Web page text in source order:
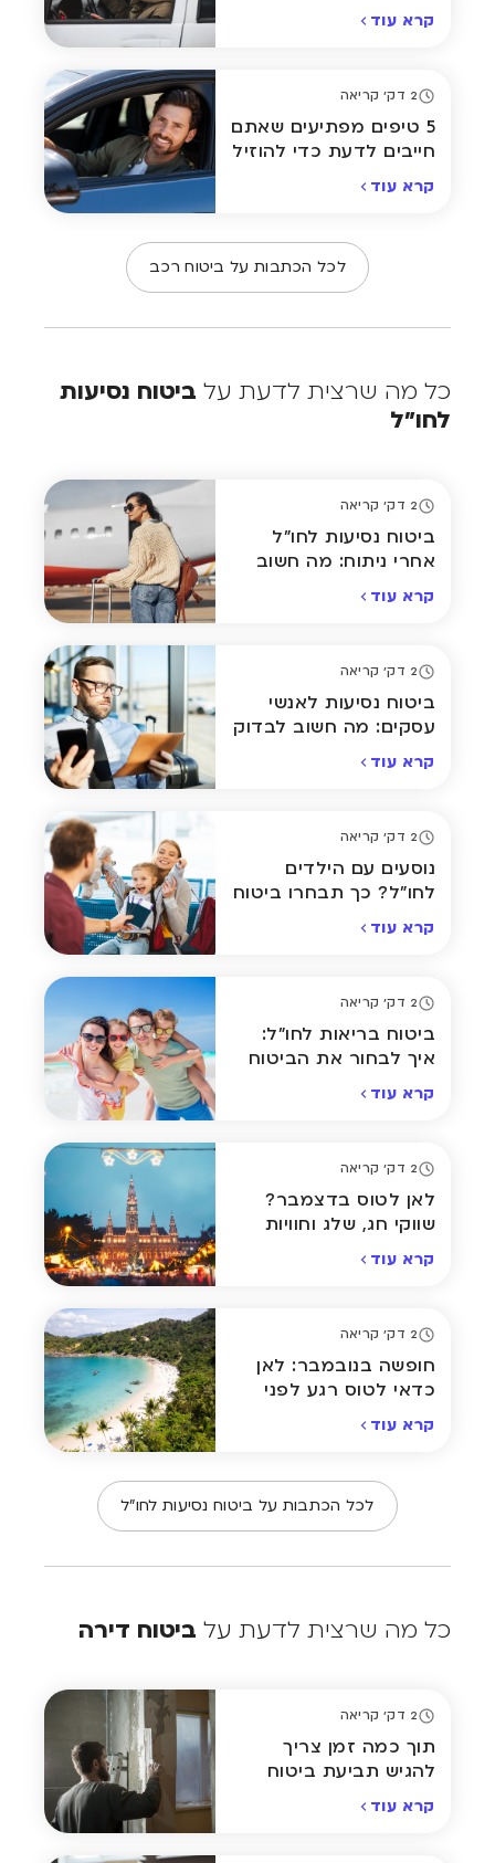
קרא עוד
2 דק' קריאה
5 טיפים מפתיעים שאתם
חייבים לדעת כדי להוזיל
קרא עוד
לכל הכתבות על ביטוח רכב
כל מה שרצית לדעת על ביטוח נסיעות
לחו״ל
2 דק' קריאה
ביטוח נסיעות לחו"ל
אחרי ניתוח: מה חשוב
קרא עוד
2 דק' קריאה
ביטוח נסיעות לאנשי
עסקים: מה חשוב לבדוק
קרא עוד
2 דק' קריאה
נוסעים עם הילדים
לחו"ל? כך תבחרו ביטוח
קרא עוד
2 דק' קריאה
ביטוח בריאות לחו"ל:
איך לבחור את הביטוח
שלכם
קרא עוד
2 דק' קריאה
לאן לטוס בדצמבר?
שווקי חג, שלג וחוויות
קרא עוד
2 דק' קריאה
חופשה בנובמבר: לאן
כדאי לטוס רגע לפני
קרא עוד
לכל הכתבות על ביטוח נסיעות לחו"ל
כל מה שרצית לדעת על ביטוח דירה
2 דק' קריאה
תוך כמה זמן צריך
להגיש תביעת ביטוח
קרא עוד